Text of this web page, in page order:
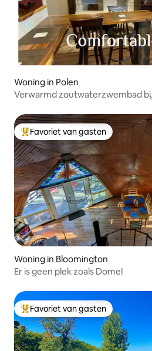
Woning in Polen
Verwarmd zoutwaterzwembad
Topfavoriet van gasten
Favoriet van gasten
Woning in Bloomington
Er is geen plek zoals Dome!
Topfavoriet van gasten
Favoriet van gasten